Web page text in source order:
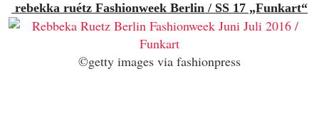
rebekka ruétz Fashionweek Berlin / SS 17 „Funkart“
©getty images via fashionpress